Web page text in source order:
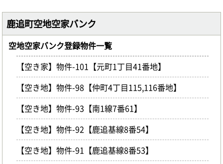
鹿追町空地空家バンク
空地空家バンク登録物件一覧
【空き家】物件-101【元町1丁目41番地】
【空き地】物件-98【仲町4丁目115,116番地】
【空き地】物件-93【南1線7番61】
【空き地】物件-92【鹿追基線8番54】
【空き地】物件-91【鹿追基線8番53】